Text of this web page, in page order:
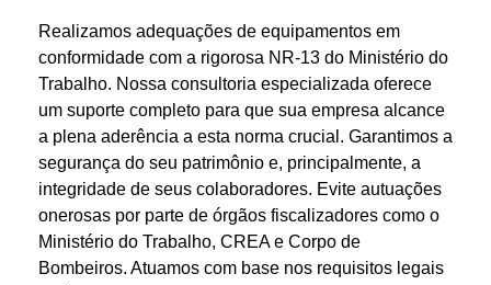
Realizamos adequações de equipamentos em
conformidade com a rigorosa NR-13 do Ministério do
Trabalho. Nossa consultoria especializada oferece
um suporte completo para que sua empresa alcance
a plena aderência a esta norma crucial. Garantimos a
segurança do seu patrimônio e, principalmente, a
integridade de seus colaboradores. Evite autuações
onerosas por parte de órgãos fiscalizadores como o
Ministério do Trabalho, CREA e Corpo de
Bombeiros. Atuamos com base nos requisitos legais